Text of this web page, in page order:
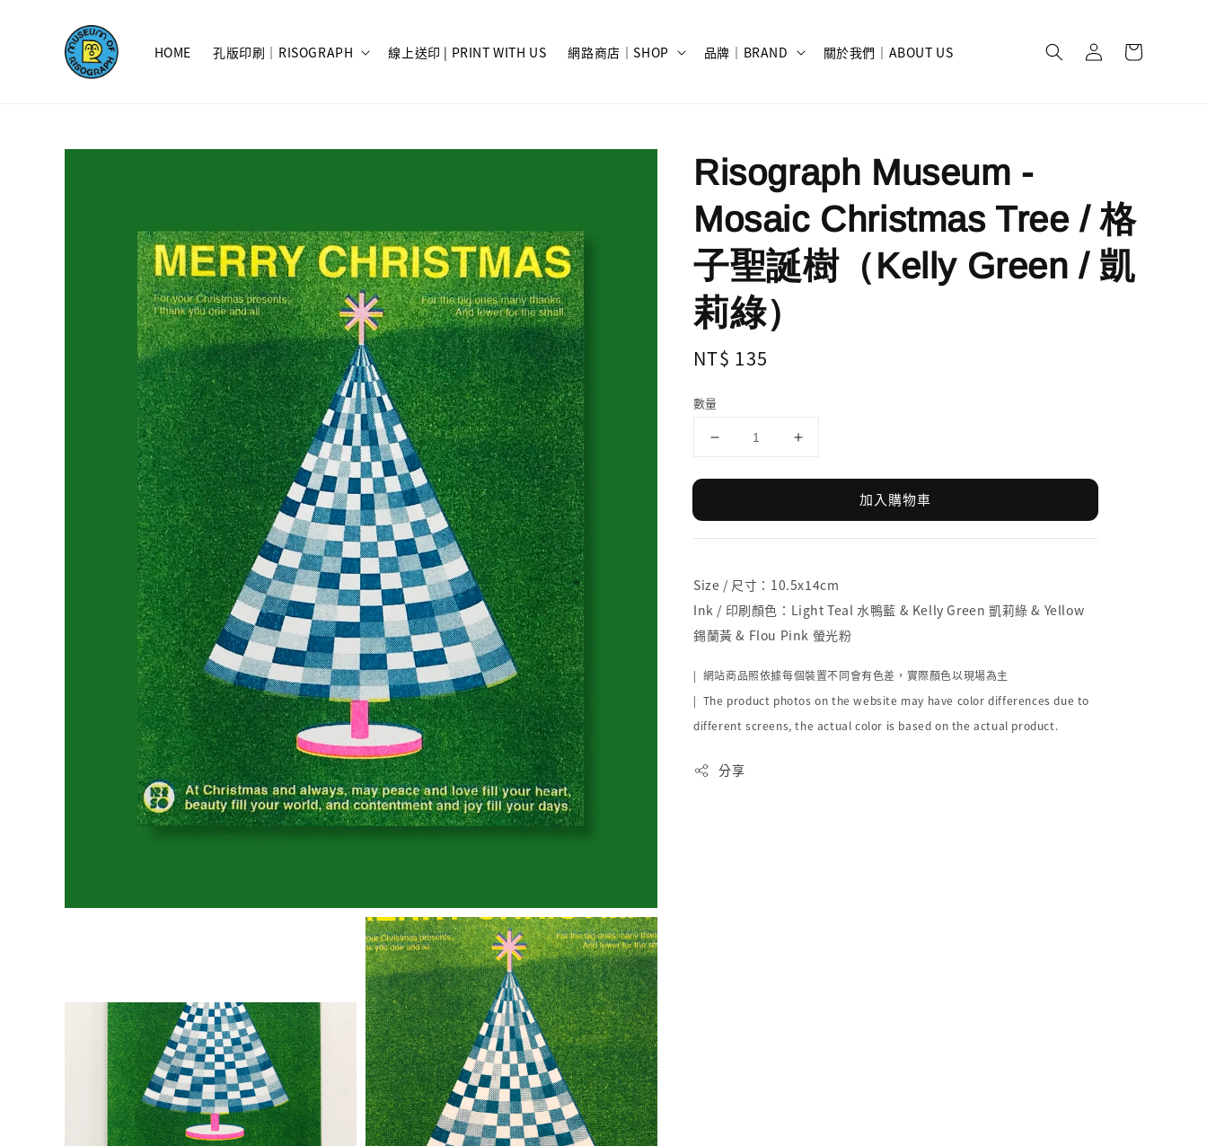
HOME 孔版印刷｜RISOGRAPH 線上送印 | PRINT WITH US 網路商店｜SHOP 品牌｜BRAND 關於我們｜ABOUT US
Risograph Museum -
Mosaic Christmas Tree / 格
子聖誕樹（Kelly Green / 凱
莉綠）
Regular
NT$ 135
數量
加入購物車
Size / 尺寸：10.5x14cm
Ink / 印刷顏色：Light Teal 水鴨藍 & Kelly Green 凱莉綠 & Yellow
錫蘭黃 & Flou Pink 螢光粉
| 網站商品照依據每個裝置不同會有色差，實際顏色以現場為主
| The product photos on the website may have color differences due to
different screens, the actual color is based on the actual product.
分享